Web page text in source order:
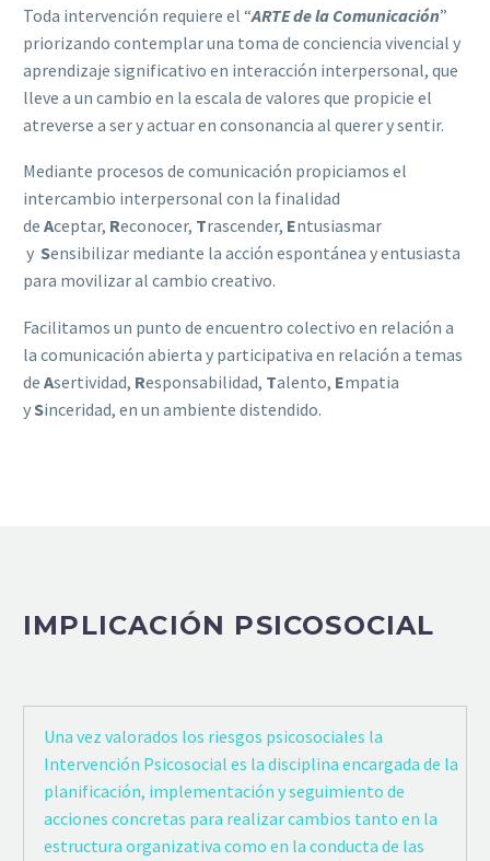
Toda intervención requiere el “ARTE de la Comunicación”
priorizando contemplar una toma de conciencia vivencial y
aprendizaje significativo en interacción interpersonal, que
lleve a un cambio en la escala de valores que propicie el
atreverse a ser y actuar en consonancia al querer y sentir.
Mediante procesos de comunicación propiciamos el
intercambio interpersonal con la finalidad
de Aceptar, Reconocer, Trascender, Entusiasmar
y Sensibilizar mediante la acción espontánea y entusiasta
para movilizar al cambio creativo.
Facilitamos un punto de encuentro colectivo en relación a
la comunicación abierta y participativa en relación a temas
de Asertividad, Responsabilidad, Talento, Empatia
ySinceridad, en un ambiente distendido.
IMPLICACIÓN PSICOSOCIAL
Una vez valorados los riesgos psicosociales la
Intervención Psicosocial es la disciplina encargada de la
planificación, implementación y seguimiento de
acciones concretas para realizar cambios tanto en la
estructura organizativa como en la conducta de las